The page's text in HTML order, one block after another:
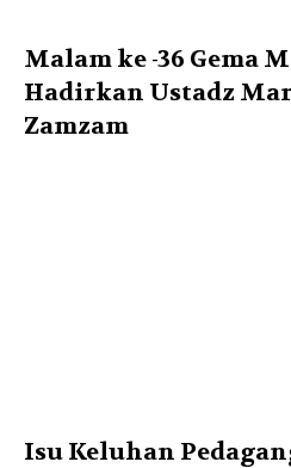
Malam ke -36 Gema
Hadirkan Ustadz
Zamzam
Isu Keluhan